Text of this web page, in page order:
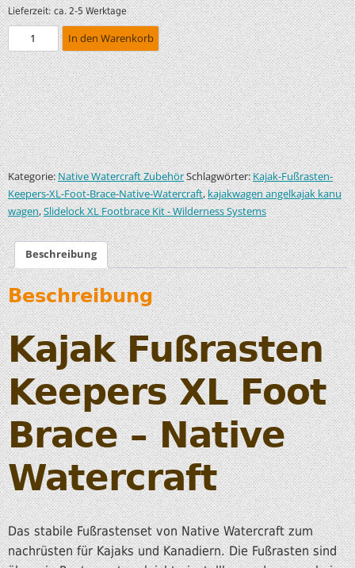
Lieferzeit:ca. 2-5 Werktage
In den Warenkorb
Kategorie:Native Watercraft ZubehörSchlagwörter:Kajak-Fußrasten-
Keepers-XL-Foot-Brace-Native-Watercraft,kajakwagen angelkajak kanu
wagen,Slidelock XL Footbrace Kit - Wilderness Systems
Beschreibung
Beschreibung
Kajak Fußrasten
Keepers XL Foot
Brace – Native
Watercraft
Das stabile Fußrastenset von Native Watercraft zum
nachrüsten für Kajaks und Kanadiern. Die Fußrasten sind